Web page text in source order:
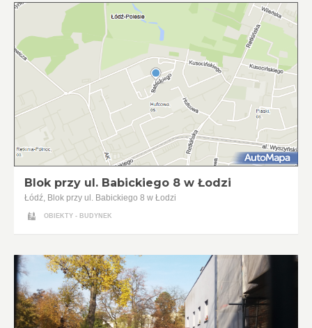
Blok przy ul. Babickiego 8 w Łodzi
Łódź, Blok przy ul. Babickiego 8 w Łodzi
OBIEKTY - BUDYNEK